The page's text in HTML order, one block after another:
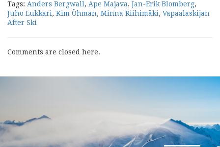
Tags: Anders Bergwall, Ape Majava, Jan-Erik Blomberg,
Juho Lukkari, Kim Öhman, Minna Riihimäki, Vapaalaskijan
After Ski
Comments are closed here.